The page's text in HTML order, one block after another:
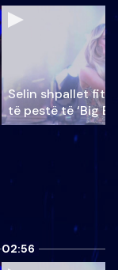
Selin shpallet
të pestë të ‘Big
02:56